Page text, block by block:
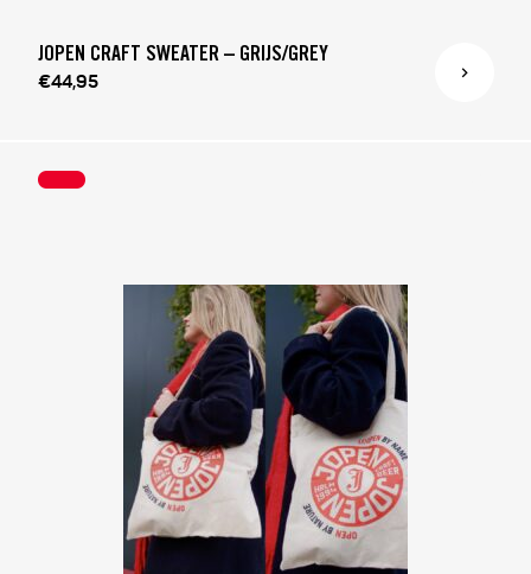
JOPEN CRAFT SWEATER – GRIJS/GREY
€44,95